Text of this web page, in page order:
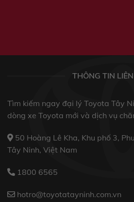
THÔNG TIN
Tìm kiếm ngay đại lý Toyota Tây
dòng xe Toyota mới và dịch vụ
50 Hoàng Lê Kha, Khu phố 3,
Tây Ninh, Việt Nam
1800 6565
hotro@toyotatayninh.com.vn